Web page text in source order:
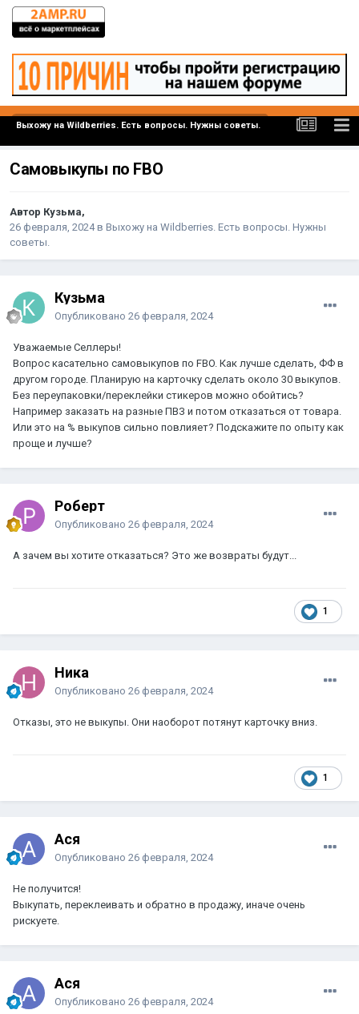
Выхожу на Wildberries. Есть вопросы. Нужны советы.
Самовыкупы по FBO
Автор Кузьма,
26 февраля, 2024в Выхожу на Wildberries. Есть вопросы. Нужны
советы.
Кузьма
Опубликовано 26 февраля, 2024
Уважаемые Селлеры!
Вопрос касательно самовыкупов по FBO. Как лучше сделать, ФФ в
другом городе. Планирую на карточку сделать около 30 выкупов.
Без переупаковки/переклейки стикеров можно обойтись?
Например заказать на разные ПВЗ и потом отказаться от товара.
Или это на % выкупов сильно повлияет? Подскажите по опыту как
проще и лучше?
Роберт
Опубликовано 26 февраля, 2024
А зачем вы хотите отказаться? Это же возвраты будут...
1
Ника
Опубликовано 26 февраля, 2024
Отказы, это не выкупы. Они наоборот потянут карточку вниз.
1
Ася
Опубликовано 26 февраля, 2024
Не получится!
Выкупать, переклеивать и обратно в продажу, иначе очень
рискуете.
Ася
Опубликовано 26 февраля, 2024